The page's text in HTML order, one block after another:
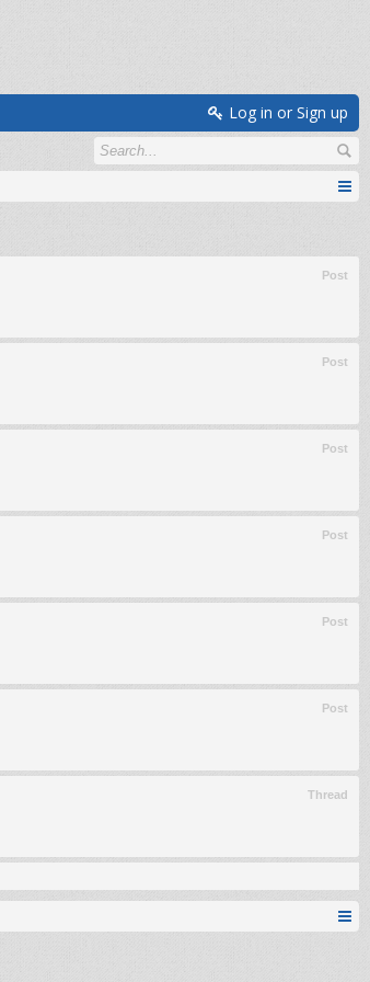
Log in or Sign up
Post
Post
Post
Post
Post
Post
Thread